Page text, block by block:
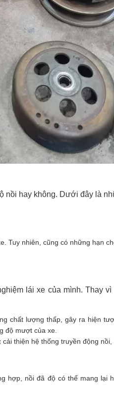
nồi hay không. Dưới đây là
Tuy nhiên, cũng có những hạn
lái xe của mình. Thay
chất lượng thấp, gây ra hiện
độ mượt của xe.
thiện hệ thống truyền động
hợp, nồi đã độ có thể mang lại